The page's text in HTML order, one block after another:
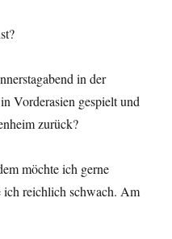
in der
Vorderasien gespielt und
zurück?
möchte ich gerne
ich reichlich schwach. Am